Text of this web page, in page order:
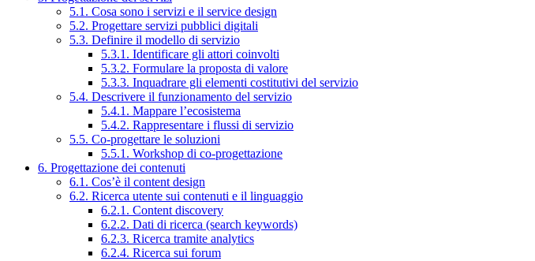
5.1. Cosa sono i servizi e il service design
5.2. Progettare servizi pubblici digitali
5.3. Definire il modello di servizio
5.3.1. Identificare gli attori coinvolti
5.3.2. Formulare la proposta di valore
5.3.3. Inquadrare gli elementi costitutivi del servizio
5.4. Descrivere il funzionamento del servizio
5.4.1. Mappare l’ecosistema
5.4.2. Rappresentare i flussi di servizio
5.5. Co-progettare le soluzioni
5.5.1. Workshop di co-progettazione
6. Progettazione dei contenuti
6.1. Cos’è il content design
6.2. Ricerca utente sui contenuti e il linguaggio
6.2.1. Content discovery
6.2.2. Dati di ricerca (search keywords)
6.2.3. Ricerca tramite analytics
6.2.4. Ricerca sui forum